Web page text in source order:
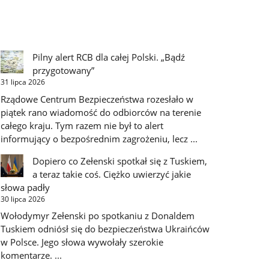
Pilny alert RCB dla całej Polski. „Bądź
przygotowany”
31 lipca 2026
Rządowe Centrum Bezpieczeństwa rozesłało w
piątek rano wiadomość do odbiorców na terenie
całego kraju. Tym razem nie był to alert
informujący o bezpośrednim zagrożeniu, lecz ...
Dopiero co Zełenski spotkał się z Tuskiem,
a teraz takie coś. Ciężko uwierzyć jakie
słowa padły
30 lipca 2026
Wołodymyr Zełenski po spotkaniu z Donaldem
Tuskiem odniósł się do bezpieczeństwa Ukraińców
w Polsce. Jego słowa wywołały szerokie
komentarze. ...